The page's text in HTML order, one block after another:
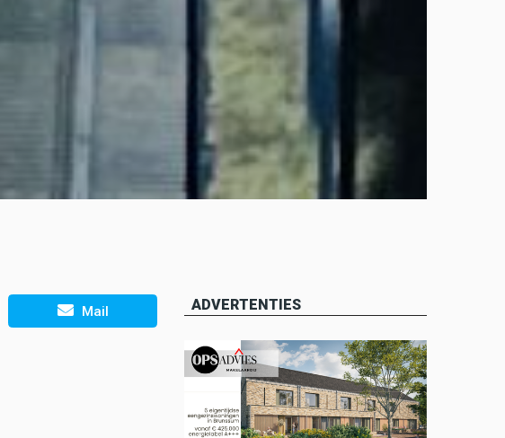
Mail ADVERTENTIES